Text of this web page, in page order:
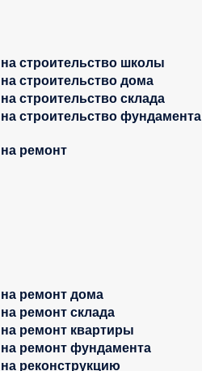
строительство школы
строительство дома
строительство склада
строительство фундамента
ремонт
ремонт дома
ремонт склада
ремонт квартиры
ремонт фундамента
реконструкцию